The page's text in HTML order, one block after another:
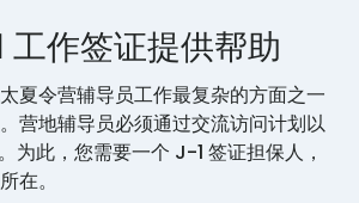
工作签证提供帮助
夏令营辅导员工作最复杂的方面之一
营地辅导员必须通过交流访问计划以
为此，您需要一个 J-1 签证担保人，
在。